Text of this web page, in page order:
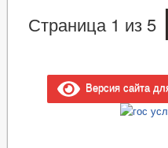
Страница 1 из 5
Версия сайта